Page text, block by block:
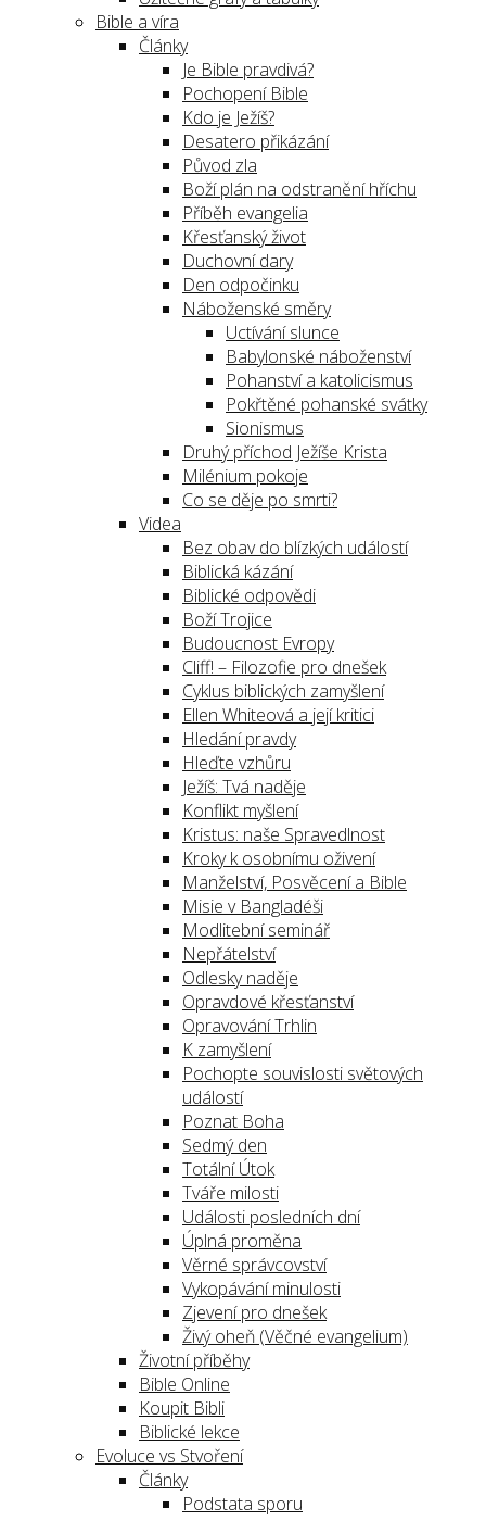
Bible a víra
Články
Je Bible pravdivá?
Pochopení Bible
Kdo je Ježíš?
Desatero přikázání
Původ zla
Boží plán na odstranění hříchu
Příběh evangelia
Křesťanský život
Duchovní dary
Den odpočinku
Náboženské směry
Uctívání slunce
Babylonské náboženství
Pohanství a katolicismus
Pokřtěné pohanské svátky
Sionismus
Druhý příchod Ježíše Krista
Milénium pokoje
Co se děje po smrti?
Videa
Bez obav do blízkých událostí
Biblická kázání
Biblické odpovědi
Boží Trojice
Budoucnost Evropy
Cliff! – Filozofie pro dnešek
Cyklus biblických zamyšlení
Ellen Whiteová a její kritici
Hledání pravdy
Hleďte vzhůru
Ježíš: Tvá naděje
Konflikt myšlení
Kristus: naše Spravedlnost
Kroky k osobnímu oživení
Manželství, Posvěcení a Bible
Misie v Bangladéši
Modlitební seminář
Nepřátelství
Odlesky naděje
Opravdové křesťanství
Opravování Trhlin
K zamyšlení
Pochopte souvislosti světových
událostí
Poznat Boha
Sedmý den
Totální Útok
Tváře milosti
Události posledních dní
Úplná proměna
Věrné správcovství
Vykopávání minulosti
Zjevení pro dnešek
Živý oheň (Věčné evangelium)
Životní příběhy
Bible Online
Koupit Bibli
Biblické lekce
Evoluce vs Stvoření
Články
Podstata sporu